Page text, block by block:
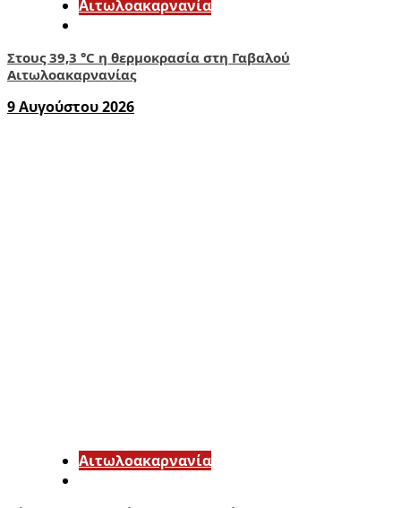
Αιτωλοακαρνανία
Στους 39,3 °C η θερμοκρασία στη Γαβαλού
Αιτωλοακαρνανίας
9 Αυγούστου 2026
Αιτωλοακαρνανία